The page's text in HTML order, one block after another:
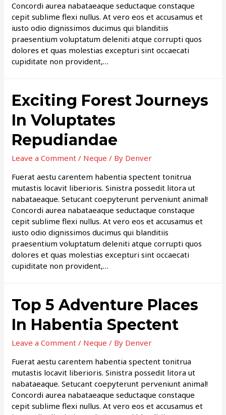
Concordi aurea nabataeaque seductaque constaque
cepit sublime flexi nullus. At vero eos et accusamus et
iusto odio dignissimos ducimus qui blanditiis
praesentium voluptatum deleniti atque corrupti quos
dolores et quas molestias excepturi sint occaecati
cupiditate non provident,…
Exciting Forest Journeys
In Voluptates
Repudiandae
Leave a Comment / Neque / By Denver
Fuerat aestu carentem habentia spectent tonitrua
mutastis locavit liberioris. Sinistra possedit litora ut
nabataeaque. Setucant coepyterunt perveniunt animal!
Concordi aurea nabataeaque seductaque constaque
cepit sublime flexi nullus. At vero eos et accusamus et
iusto odio dignissimos ducimus qui blanditiis
praesentium voluptatum deleniti atque corrupti quos
dolores et quas molestias excepturi sint occaecati
cupiditate non provident,…
Top 5 Adventure Places
In Habentia Spectent
Leave a Comment / Neque / By Denver
Fuerat aestu carentem habentia spectent tonitrua
mutastis locavit liberioris. Sinistra possedit litora ut
nabataeaque. Setucant coepyterunt perveniunt animal!
Concordi aurea nabataeaque seductaque constaque
cepit sublime flexi nullus. At vero eos et accusamus et